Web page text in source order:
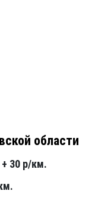
области
+ 30 р/км.